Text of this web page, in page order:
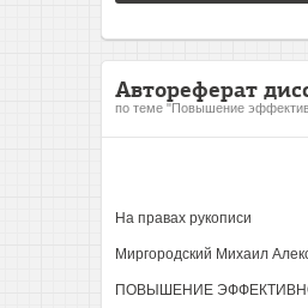
Автореферат
по теме "Повышение
На правах рукописи
Миргородский Михаил
ПОВЫШЕНИЕ